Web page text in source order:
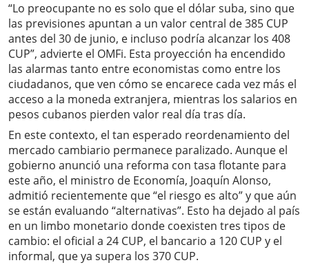
“Lo preocupante no es solo que el dólar suba, sino que
las previsiones apuntan a un valor central de 385 CUP
antes del 30 de junio, e incluso podría alcanzar los 408
CUP”, advierte el OMFi. Esta proyección ha encendido
las alarmas tanto entre economistas como entre los
ciudadanos, que ven cómo se encarece cada vez más el
acceso a la moneda extranjera, mientras los salarios en
pesos cubanos pierden valor real día tras día.
En este contexto, el tan esperado reordenamiento del
mercado cambiario permanece paralizado. Aunque el
gobierno anunció una reforma con tasa flotante para
este año, el ministro de Economía, Joaquín Alonso,
admitió recientemente que “el riesgo es alto” y que aún
se están evaluando “alternativas”. Esto ha dejado al país
en un limbo monetario donde coexisten tres tipos de
cambio: el oficial a 24 CUP, el bancario a 120 CUP y el
informal, que ya supera los 370 CUP.